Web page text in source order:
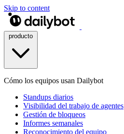
Skip to content
Cómo los equipos usan Dailybot
Standups diarios
Visibilidad del trabajo de agentes
Gestión de bloqueos
Informes semanales
Reconocimiento del equipo